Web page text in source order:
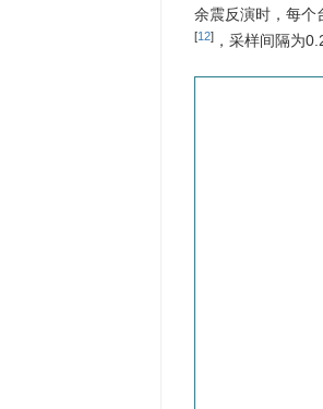
余震反演时，每个
[12] ，采样间隔为